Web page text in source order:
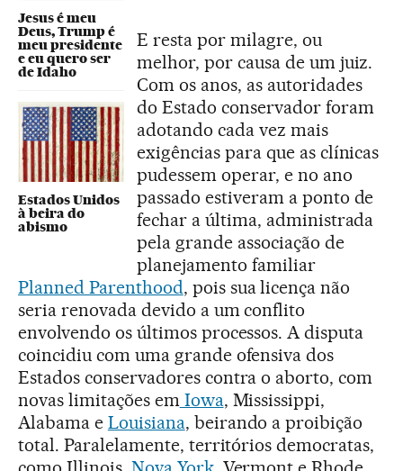
Jesus é meu
Deus, Trump é
meu presidente
e eu quero ser
de Idaho
Estados Unidos
à beira do
abismo
E resta por milagre, ou
melhor, por causa de um juiz.
Com os anos, as autoridades
do Estado conservador foram
adotando cada vez mais
exigências para que as clínicas
pudessem operar, e no ano
passado estiveram a ponto de
fechar a última, administrada
pela grande associação de
planejamento familiar
Planned Parenthood, pois sua licença não
seria renovada devido a um conflito
envolvendo os últimos processos. A disputa
coincidiu com uma grande ofensiva dos
Estados conservadores contra o aborto, com
novas limitações emIowa, Mississippi,
Alabama e Louisiana, beirando a proibição
total. Paralelamente, territórios democratas,